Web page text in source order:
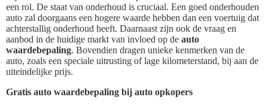
een rol. De staat van onderhoud is cruciaal. Een goed onderhouden
auto zal doorgaans een hogere waarde hebben dan een voertuig dat
achterstallig onderhoud heeft. Daarnaast zijn ook de vraag en
aanbod in de huidige markt van invloed op de auto
waardebepaling. Bovendien dragen unieke kenmerken van de
auto, zoals een speciale uitrusting of lage kilometerstand, bij aan de
uiteindelijke prijs.
Gratis auto waardebepaling bij auto opkopers